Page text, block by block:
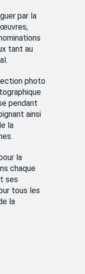
par la
tant au
photo
pendant
ainsi
la
la
chaque
ses
tous les
la